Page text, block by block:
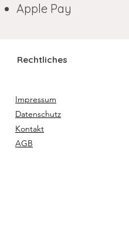
Apple Pay
Rechtliches
Impressum
Datenschutz
Kontakt
AGB